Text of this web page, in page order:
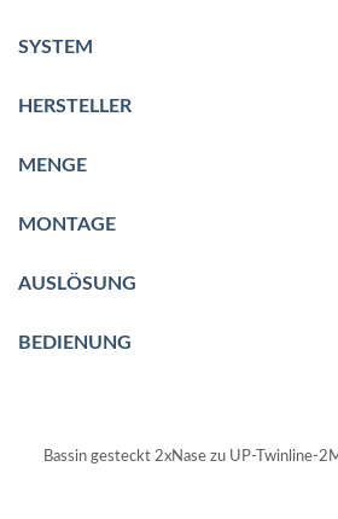
Bassin gesteckt 2xNase zu UP-Twinline-
SYSTEM
HERSTELLER
MENGE
MONTAGE
AUSLÖSUNG
BEDIENUNG